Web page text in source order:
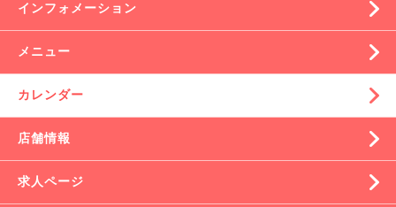
インフォメーション
メニュー
カレンダー
店舗情報
求人ページ